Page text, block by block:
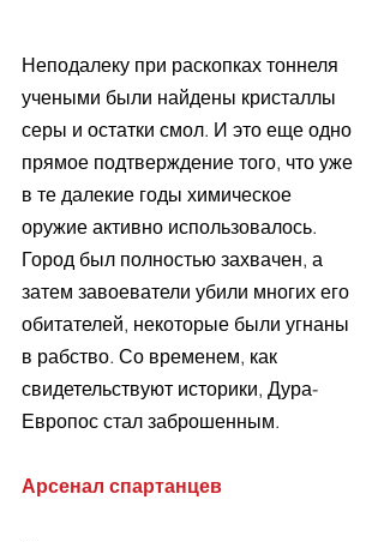
Неподалеку при раскопках тоннеля
учеными были найдены кристаллы
серы и остатки смол. И это еще одно
прямое подтверждение того, что уже
в те далекие годы химическое
оружие активно использовалось.
Город был полностью захвачен, а
затем завоеватели убили многих его
обитателей, некоторые были угнаны
в рабство. Со временем, как
свидетельствуют историки, Дура-
Европос стал заброшенным.
Арсенал спартанцев